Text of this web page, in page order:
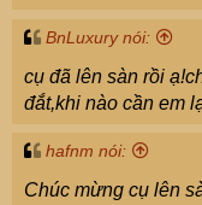
BnLuxury nói:
cụ đã lên sàn rồi
đắt,khi nào cần em
hafnm nói:
Chúc mừng cụ lên